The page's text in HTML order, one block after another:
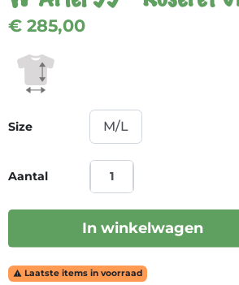
€ 285,00
Size
Aantal
In winkelwagen
 Laatste items in voorraad